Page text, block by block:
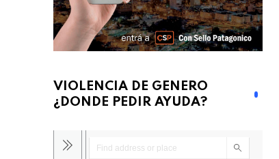
VIOLENCIA DE GENERO
¿DONDE PEDIR AYUDA?